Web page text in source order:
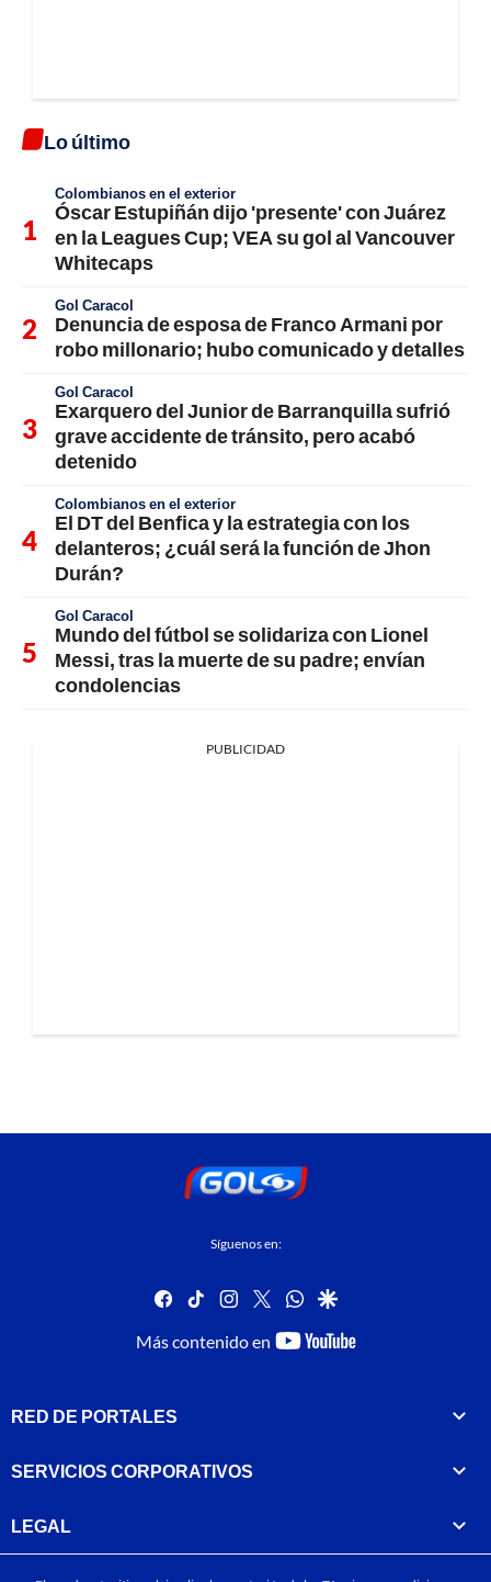
Lo último
Colombianos en el exterior
Óscar Estupiñán dijo 'presente' con Juárez
en la Leagues Cup; VEA su gol al Vancouver
Whitecaps
Gol Caracol
Denuncia de esposa de Franco Armani por
robo millonario; hubo comunicado y detalles
Gol Caracol
Exarquero del Junior de Barranquilla sufrió
grave accidente de tránsito, pero acabó
detenido
Colombianos en el exterior
El DT del Benfica y la estrategia con los
delanteros; ¿cuál será la función de Jhon
Durán?
Gol Caracol
Mundo del fútbol se solidariza con Lionel
Messi, tras la muerte de su padre; envían
condolencias
PUBLICIDAD
Síguenos en:
facebook
tiktok instagram
twitterwhatsapp
google
Más contenido en
youtube-
RED DE PORTALES
SERVICIOS CORPORATIVOS
LEGAL